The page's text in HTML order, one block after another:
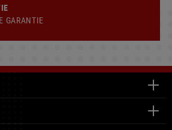
GARANTIE